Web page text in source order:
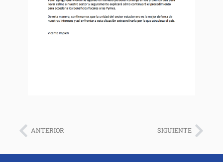
ANTERIOR SIGUIENTE